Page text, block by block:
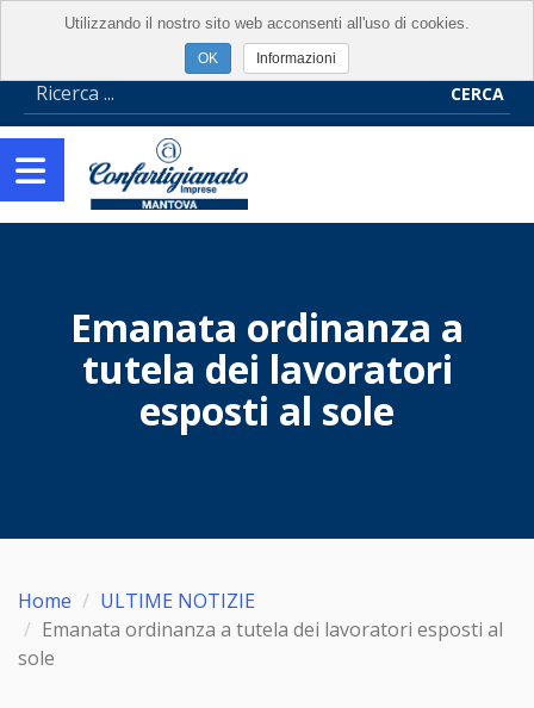
CERCA
Emanata ordinanza a
tutela dei lavoratori
esposti al sole
Home
ULTIME NOTIZIE
Emanata ordinanza a tutela dei lavoratori esposti al
sole
Utilizzando il nostro sito web acconsenti all'uso di cookies.
Informazioni